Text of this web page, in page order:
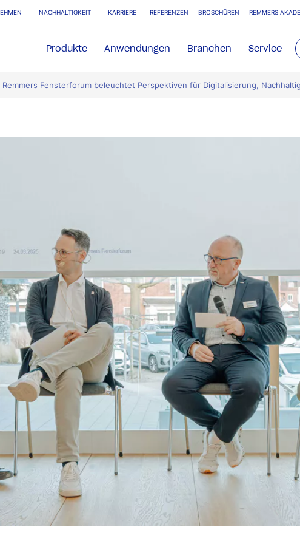
NACHHALTIGKEIT KARRIERE REFERENZEN BROSCHÜREN REMMERS
Produkte Anwendungen Branchen Service
Fensterforum beleuchtet Perspektiven für Digitalisierung,